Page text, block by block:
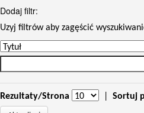
Dodaj filtr:
Uzyj filtrów aby zagęścić
Rezultaty/Strona Sortuj